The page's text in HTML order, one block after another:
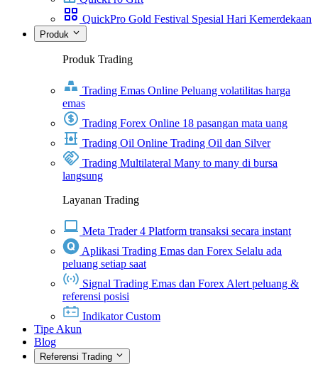
QuickPro Gold Festival Spesial Hari Kemerdekaan
Produk
Produk Trading
Trading Emas Online Peluang volatilitas harga
emas
Trading Forex Online 18 pasangan mata uang
Trading Oil Online Trading Oil dan Silver
Trading Multilateral Many to many di bursa
langsung
Layanan Trading
Meta Trader 4 Platform transaksi secara instant
Aplikasi Trading Emas dan Forex Selalu ada
peluang setiap saat
Signal Trading Emas dan Forex Alert peluang &
referensi posisi
Indikator Custom
Tipe Akun
Blog
Referensi Trading